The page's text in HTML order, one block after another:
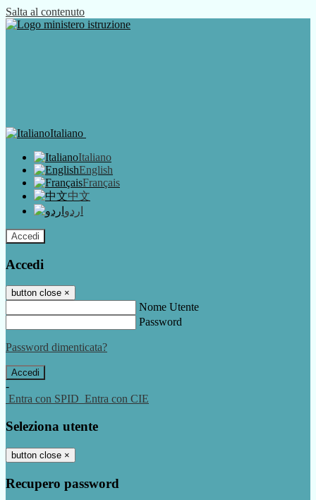
Salta al contenuto
Italiano
Italiano
English
Français
中文
اردو
Accedi
Accedi
button close ×
Nome Utente
Password
Password dimenticata?
-
Entra con SPID Entra con CIE
Seleziona utente
button close ×
Recupero password